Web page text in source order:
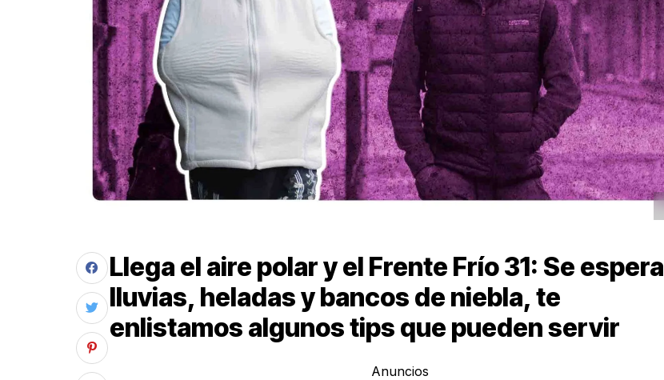
Llega el aire polar y el Frente Frío 31: Se
lluvias, heladas y bancos de niebla, te
enlistamos algunos tips que pueden servir
Anuncios